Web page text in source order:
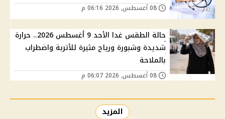
حالة الطقس غدا الأحد 9 أغسطس 2026.. حرارة
شديدة وشبورة ورياح مثيرة للأتربة واضطراب
بالملاحة
المزيد